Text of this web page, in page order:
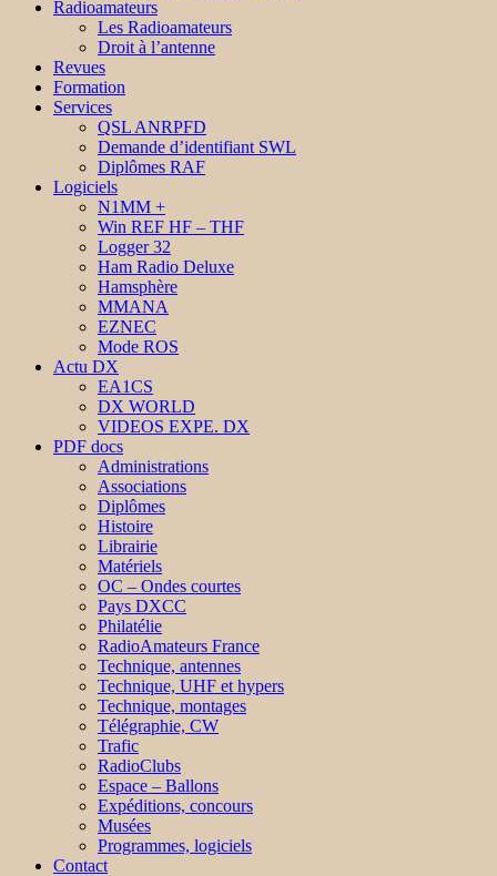
Radioamateurs
Les Radioamateurs
Droit à l’antenne
Revues
Formation
Services
QSL ANRPFD
Demande d’identifiant SWL
Diplômes RAF
Logiciels
N1MM +
Win REF HF – THF
Logger 32
Ham Radio Deluxe
Hamsphère
MMANA
EZNEC
Mode ROS
Actu DX
EA1CS
DX WORLD
VIDEOS EXPE. DX
PDF docs
Administrations
Associations
Diplômes
Histoire
Librairie
Matériels
OC – Ondes courtes
Pays DXCC
Philatélie
RadioAmateurs France
Technique, antennes
Technique, UHF et hypers
Technique, montages
Télégraphie, CW
Trafic
RadioClubs
Espace – Ballons
Expéditions, concours
Musées
Programmes, logiciels
Contact